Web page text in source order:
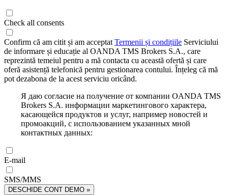
Check all consents
Confirm că am citit și am acceptat Termenii și condițiile Serviciului
de informare și educație al OANDA TMS Brokers S.A., care
reprezintă temeiul pentru a mă contacta cu această ofertă și care
oferă asistență telefonică pentru gestionarea contului. Înțeleg că mă
pot dezabona de la acest serviciu oricând.
Я даю согласие на получение от компании OANDA TMS
Brokers S.A. информации маркетингового характера,
касающейся продуктов и услуг, например новостей и
промоакций, с использованием указанных мной
контактных данных:
E-mail
SMS/MMS
DESCHIDE CONT DEMO »